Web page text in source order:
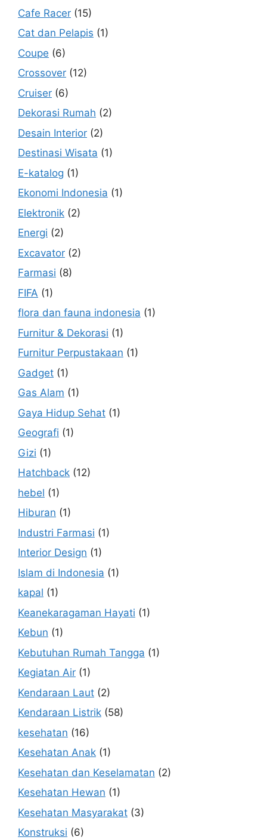
Cafe Racer (15)
Cat dan Pelapis (1)
Coupe (6)
Crossover (12)
Cruiser (6)
Dekorasi Rumah (2)
Desain Interior (2)
Destinasi Wisata (1)
E-katalog (1)
Ekonomi Indonesia (1)
Elektronik (2)
Energi (2)
Excavator (2)
Farmasi (8)
FIFA (1)
flora dan fauna indonesia (1)
Furnitur & Dekorasi (1)
Furnitur Perpustakaan (1)
Gadget (1)
Gas Alam (1)
Gaya Hidup Sehat (1)
Geografi (1)
Gizi (1)
Hatchback (12)
hebel (1)
Hiburan (1)
Industri Farmasi (1)
Interior Design (1)
Islam di Indonesia (1)
kapal (1)
Keanekaragaman Hayati (1)
Kebun (1)
Kebutuhan Rumah Tangga (1)
Kegiatan Air (1)
Kendaraan Laut (2)
Kendaraan Listrik (58)
kesehatan (16)
Kesehatan Anak (1)
Kesehatan dan Keselamatan (2)
Kesehatan Hewan (1)
Kesehatan Masyarakat (3)
Konstruksi (6)